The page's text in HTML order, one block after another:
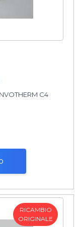
C4
RICAMBIO
ORIGINALE